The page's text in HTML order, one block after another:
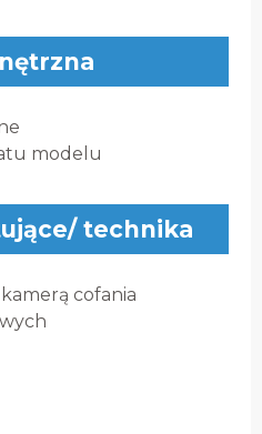
modelu
technika
cofania